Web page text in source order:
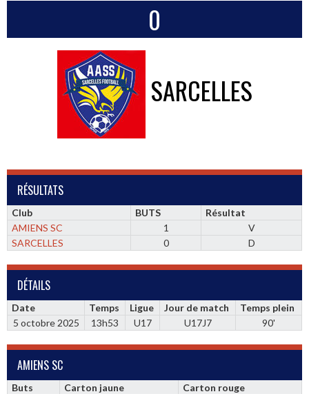
0
SARCELLES
RÉSULTATS
Club BUTS
Résultat
AMIENS SC
1
V
SARCELLES
0 D
DÉTAILS
Date Temps Ligue Jour de match
Temps plein
5 octobre 2025
13h53 U17 U17J7 90'
AMIENS SC
Buts Carton jaune
Carton rouge